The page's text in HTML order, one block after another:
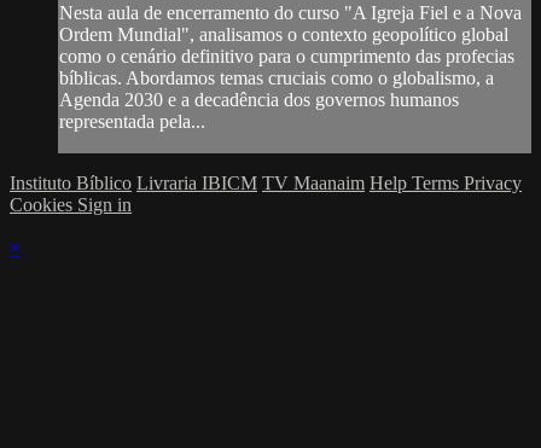
Nesta aula de encerramento do curso "A Igreja Fiel e a Nova
Ordem Mundial", analisamos o contexto geopolítico global
como o cenário definitivo para o cumprimento das profecias
bíblicas. Abordamos temas cruciais como o globalismo, a
Agenda 2030 e a decadência dos governos humanos
representada pela...
Instituto Bíblico Livraria IBICM TV Maanaim Help Terms Privacy
Cookies Sign in
×